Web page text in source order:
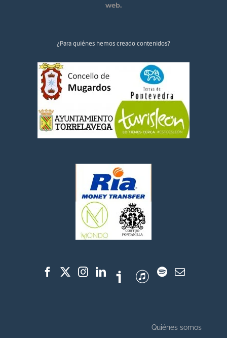
web.
¿Para quiénes hemos creado contenidos?
Quiénes somos